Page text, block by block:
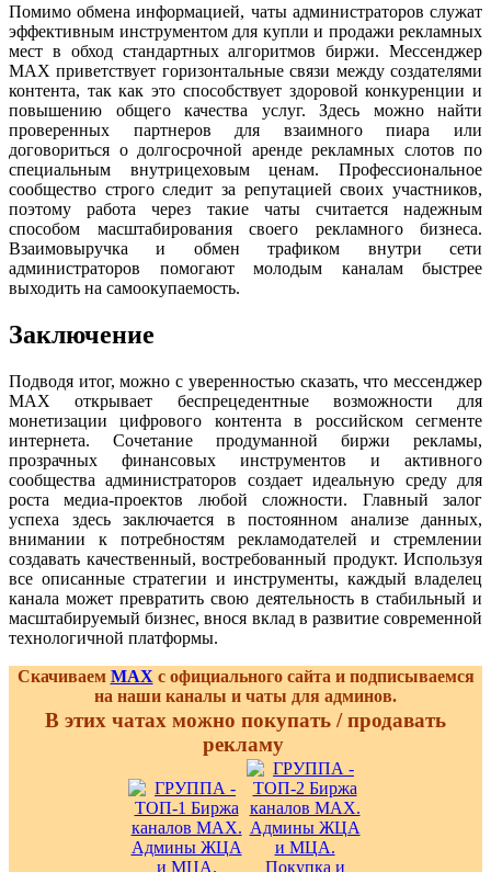
Помимо обмена информацией, чаты администраторов служат
эффективным инструментом для купли и продажи рекламных
мест в обход стандартных алгоритмов биржи. Мессенджер
MAX приветствует горизонтальные связи между создателями
контента, так как это способствует здоровой конкуренции и
повышению общего качества услуг. Здесь можно найти
проверенных партнеров для взаимного пиара или
договориться о долгосрочной аренде рекламных слотов по
специальным внутрицеховым ценам. Профессиональное
сообщество строго следит за репутацией своих участников,
поэтому работа через такие чаты считается надежным
способом масштабирования своего рекламного бизнеса.
Взаимовыручка и обмен трафиком внутри сети
администраторов помогают молодым каналам быстрее
выходить на самоокупаемость.
Заключение
Подводя итог, можно с уверенностью сказать, что мессенджер
MAX открывает беспрецедентные возможности для
монетизации цифрового контента в российском сегменте
интернета. Сочетание продуманной биржи рекламы,
прозрачных финансовых инструментов и активного
сообщества администраторов создает идеальную среду для
роста медиа-проектов любой сложности. Главный залог
успеха здесь заключается в постоянном анализе данных,
внимании к потребностям рекламодателей и стремлении
создавать качественный, востребованный продукт. Используя
все описанные стратегии и инструменты, каждый владелец
канала может превратить свою деятельность в стабильный и
масштабируемый бизнес, внося вклад в развитие современной
технологичной платформы.
Скачиваем MAX с официального сайта и подписываемся
на наши каналы и чаты для админов.
В этих чатах можно покупать / продавать
рекламу